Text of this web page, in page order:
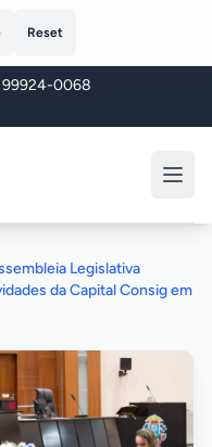
Reset
99924-0068
Legislativa
da Capital Consig em